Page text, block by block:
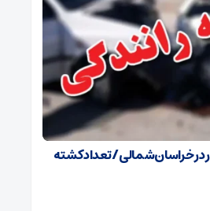
در خراسان‌شمالی/ تعداد کشته